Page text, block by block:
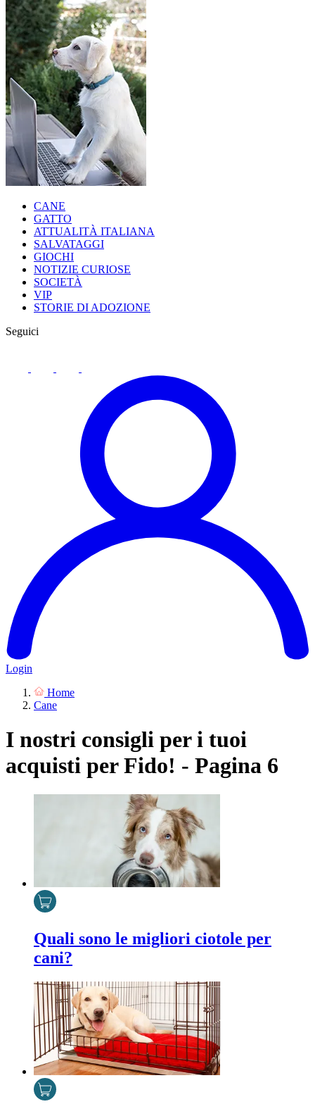
CANE
GATTO
ATTUALITÀ ITALIANA
SALVATAGGI
GIOCHI
NOTIZIE CURIOSE
SOCIETÀ
VIP
STORIE DI ADOZIONE
Seguici
Login
Home
Cane
I nostri consigli per i tuoi
acquisti per Fido! - Pagina 6
Quali sono le migliori ciotole per
cani?